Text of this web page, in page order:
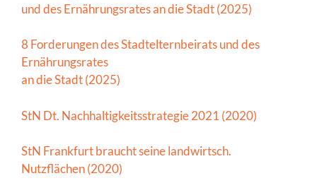
und des Ernährungsrates an die Stadt (2025)
8 Forderungen des Stadtelternbeirats und des
Ernährungsrates
an die Stadt (2025)
StN Dt. Nachhaltigkeitsstrategie 2021 (2020)
StN Frankfurt braucht seine landwirtsch.
Nutzflächen (2020)